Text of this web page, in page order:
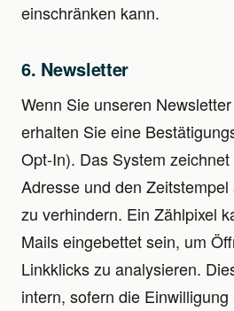
einschränken kann.
6. Newsletter
Wenn Sie unseren
erhalten Sie eine
Opt-In). Das System
Adresse und den
zu verhindern. Ein Zählpixel
Mails eingebettet sein, um
Linkklicks zu analysieren.
intern, sofern die